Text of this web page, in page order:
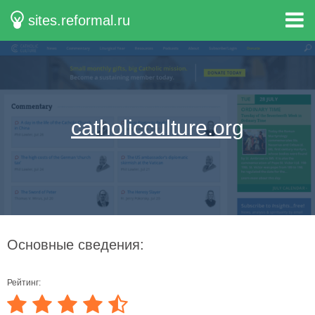
sites.reformal.ru
catholicculture.org
Основные сведения:
Рейтинг: